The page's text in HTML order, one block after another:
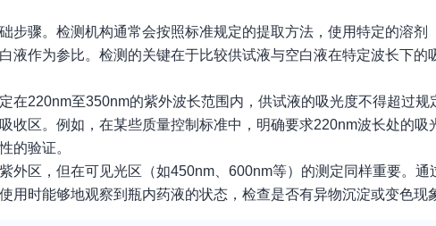
步骤。检测机构通常会按照标准规定的提取方法，使用特定的溶剂
液作为参比。检测的关键在于比较供试液与空白液在特定波长下的
在220nm至350nm的紫外波长范围内，供试液的吸光度不得超过规
收区。例如，在某些质量控制标准中，明确要求220nm波长处的吸
的验证。
外区，但在可见光区（如450nm、600nm等）的测定同样重要。通
时能够地观察到瓶内药液的状态，检查是否有异物沉淀或变色现